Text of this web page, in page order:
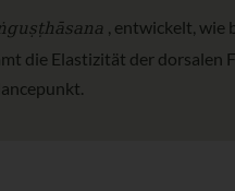
, entwickelt, wie
die Elastizität der dorsalen